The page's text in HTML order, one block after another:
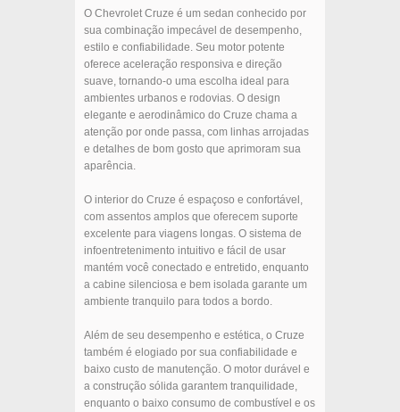
O Chevrolet Cruze é um sedan conhecido por
sua combinação impecável de desempenho,
estilo e confiabilidade. Seu motor potente
oferece aceleração responsiva e direção
suave, tornando-o uma escolha ideal para
ambientes urbanos e rodovias. O design
elegante e aerodinâmico do Cruze chama a
atenção por onde passa, com linhas arrojadas
e detalhes de bom gosto que aprimoram sua
aparência.
O interior do Cruze é espaçoso e confortável,
com assentos amplos que oferecem suporte
excelente para viagens longas. O sistema de
infoentretenimento intuitivo e fácil de usar
mantém você conectado e entretido, enquanto
a cabine silenciosa e bem isolada garante um
ambiente tranquilo para todos a bordo.
Além de seu desempenho e estética, o Cruze
também é elogiado por sua confiabilidade e
baixo custo de manutenção. O motor durável e
a construção sólida garantem tranquilidade,
enquanto o baixo consumo de combustível e os